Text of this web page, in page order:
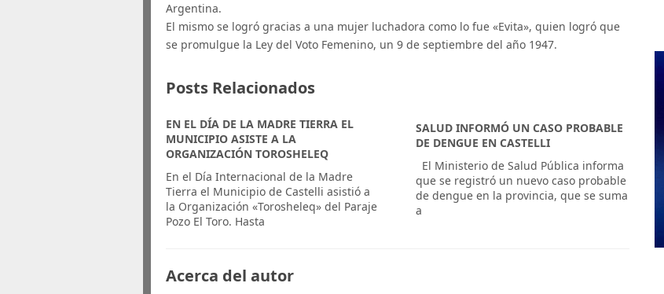
Argentina.
El mismo se logró gracias a una mujer luchadora como lo fue «Evita», quien logró que
se promulgue la Ley del Voto Femenino, un 9 de septiembre del año 1947.
Posts Relacionados
EN EL DÍA DE LA MADRE TIERRA EL
MUNICIPIO ASISTE A LA
ORGANIZACIÓN TOROSHELEQ
En el Día Internacional de la Madre
Tierra el Municipio de Castelli asistió a
la Organización «Torosheleq» del Paraje
Pozo El Toro. Hasta
SALUD INFORMÓ UN CASO PROBABLE
DE DENGUE EN CASTELLI
​ El Ministerio de Salud Pública informa
que se registró un nuevo caso probable
de dengue en la provincia, que se suma
a
Acerca del autor